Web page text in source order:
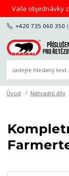
Vaše objednávky
+420 735 060 350
Úvod Náhradní díly